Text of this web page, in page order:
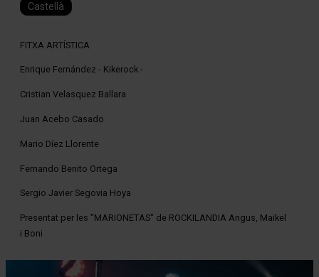
Castellà
FITXA ARTÍSTICA
Enrique Fernández - Kikerock -
Cristian Velasquez Ballara
Juan Acebo Casado
Mario Díez Llorente
Fernando Benito Ortega
Sergio Javier Segovia Hoya
Presentat per les "MARIONETAS" de ROCKILANDIA Angus, Maikel
i Boni